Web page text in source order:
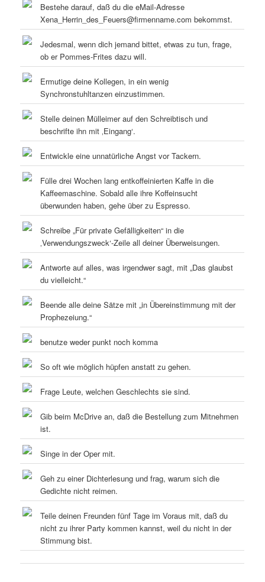
Bestehe darauf, daß du die eMail-Adresse
Xena_Herrin_des_Feuers@firmenname.com bekommst.
Jedesmal, wenn dich jemand bittet, etwas zu tun, frage,
ob er Pommes-Frites dazu will.
Ermutige deine Kollegen, in ein wenig
Synchronstuhltanzen einzustimmen.
Stelle deinen Mülleimer auf den Schreibtisch und
beschrifte ihn mit ‚Eingang‘.
Entwickle eine unnatürliche Angst vor Tackern.
Fülle drei Wochen lang entkoffeinierten Kaffe in die
Kaffeemaschine. Sobald alle ihre Koffeinsucht
überwunden haben, gehe über zu Espresso.
Schreibe „Für private Gefälligkeiten“ in die
‚Verwendungszweck‘-Zeile all deiner Überweisungen.
Antworte auf alles, was irgendwer sagt, mit „Das glaubst
du vielleicht.“
Beende alle deine Sätze mit „in Übereinstimmung mit der
Prophezeiung.“
benutze weder punkt noch komma
So oft wie möglich hüpfen anstatt zu gehen.
Frage Leute, welchen Geschlechts sie sind.
Gib beim McDrive an, daß die Bestellung zum Mitnehmen
ist.
Singe in der Oper mit.
Geh zu einer Dichterlesung und frag, warum sich die
Gedichte nicht reimen.
Teile deinen Freunden fünf Tage im Voraus mit, daß du
nicht zu ihrer Party kommen kannst, weil du nicht in der
Stimmung bist.